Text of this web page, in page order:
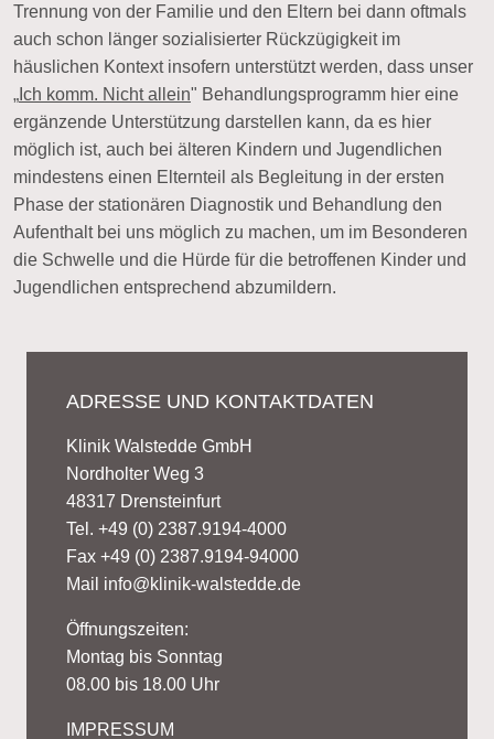
Trennung von der Familie und den Eltern bei dann oftmals
auch schon länger sozialisierter Rückzügigkeit im
häuslichen Kontext insofern unterstützt werden, dass unser
„ Ich komm. Nicht allein" Behandlungsprogramm hier eine
ergänzende Unterstützung darstellen kann, da es hier
möglich ist, auch bei älteren Kindern und Jugendlichen
mindestens einen Elternteil als Begleitung in der ersten
Phase der stationären Diagnostik und Behandlung den
Aufenthalt bei uns möglich zu machen, um im Besonderen
die Schwelle und die Hürde für die betroffenen Kinder und
Jugendlichen entsprechend abzumildern.
ADRESSE UND KONTAKTDATEN
Klinik Walstedde GmbH
Nordholter Weg 3
48317 Drensteinfurt
Tel. +49 (0) 2387.9194-4000
Fax +49 (0) 2387.9194-94000
Mail info@klinik-walstedde.de
Öffnungszeiten:
Montag bis Sonntag
08.00 bis 18.00 Uhr
IMPRESSUM